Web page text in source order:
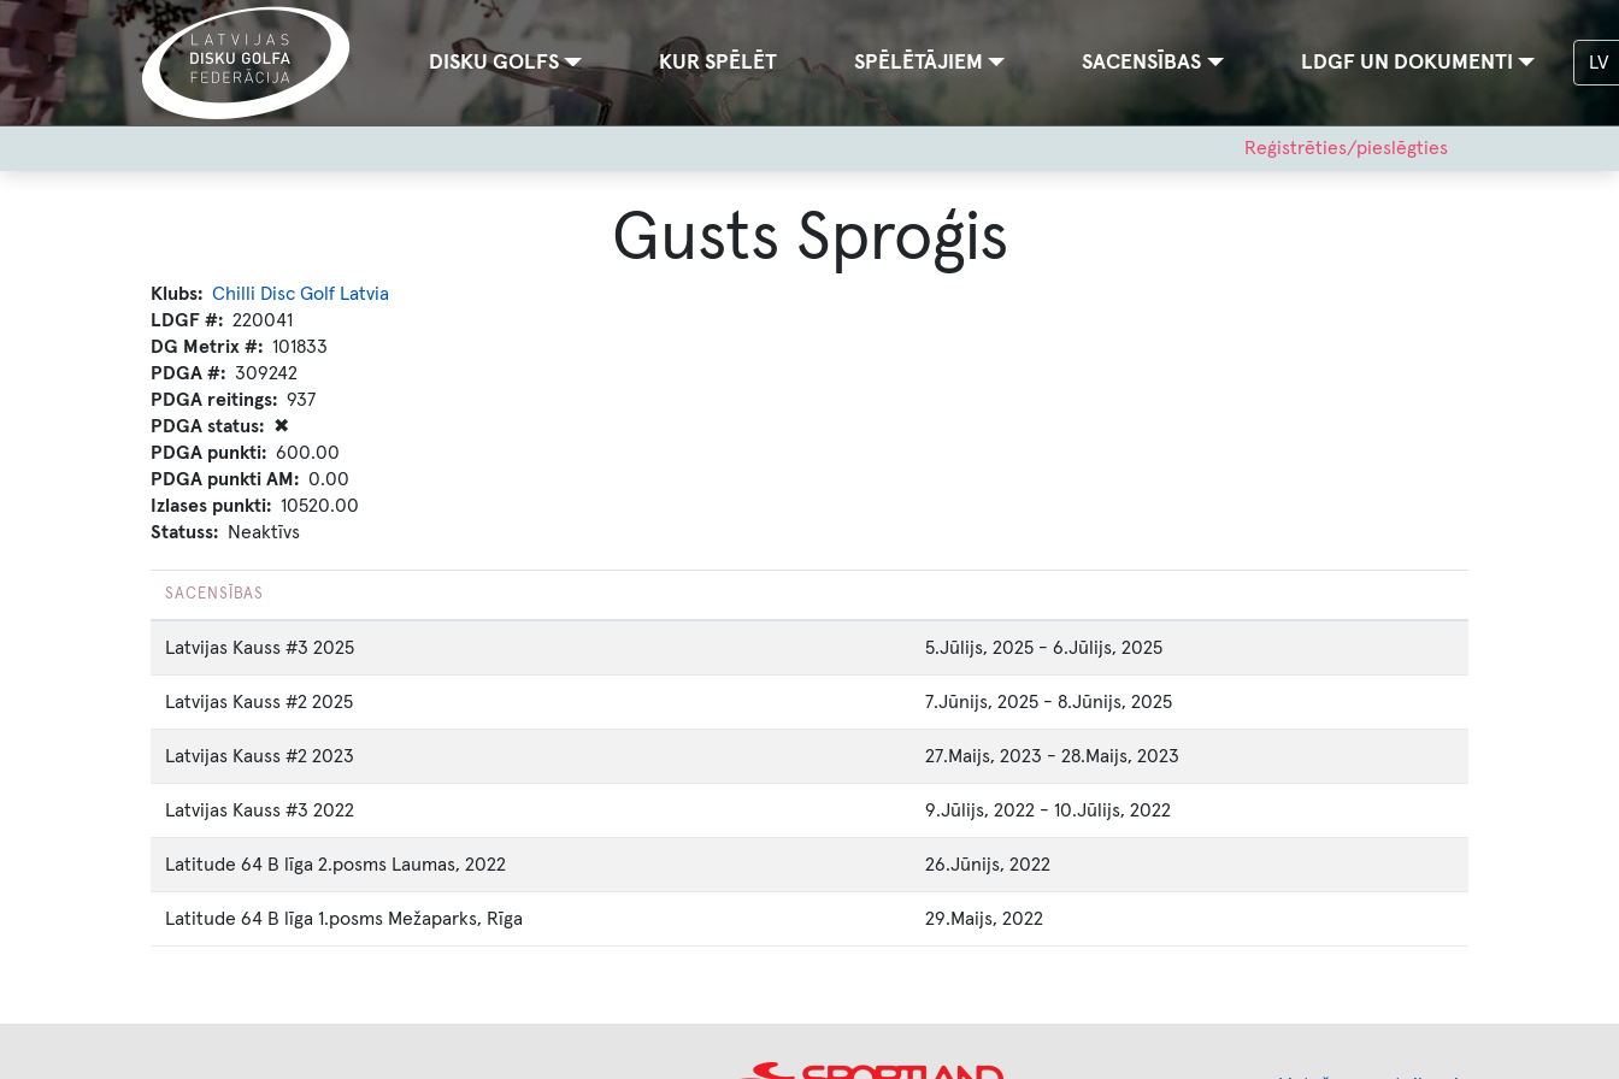
Pārlekt
galveno
saturu
navigationDISKU GOLFS KUR SPĒLĒT SPĒLĒTĀJIEM SACENSĪBAS LDGF UN DOKUMENTI LV
menu
Reģistrēties/pieslēgties
Gusts Sproģis
Klubs
Chilli Disc Golf Latvia
LDGF #
220041
DG Metrix #
101833
PDGA #
309242
PDGA reitings
937
PDGA status
✖
PDGA punkti
600.00
PDGA punkti AM
0.00
Izlases punkti
10520.00
Statuss
Neaktīvs
SACENSĪBAS
Latvijas Kauss #3 2025 5.Jūlijs, 2025 - 6.Jūlijs, 2025
Latvijas Kauss #2 2025 7.Jūnijs, 2025 - 8.Jūnijs, 2025
Latvijas Kauss #2 2023 27.Maijs, 2023 - 28.Maijs, 2023
Latvijas Kauss #3 2022 9.Jūlijs, 2022 - 10.Jūlijs, 2022
Latitude 64 B līga 2.posms Laumas, 2022 26.Jūnijs, 2022
Latitude 64 B līga 1.posms Mežaparks, Rīga 29.Maijs, 2022